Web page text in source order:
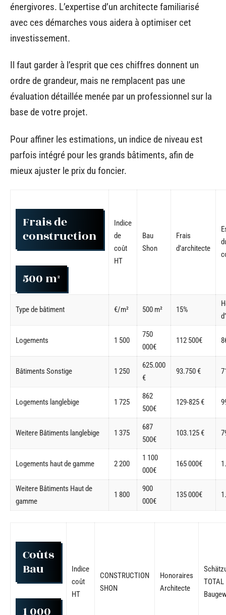
énergivores. L’expertise d’un architecte familiarisé
avec ces démarches vous aidera à optimiser cet
investissement.
Il faut garder à l’esprit que ces chiffres donnent un
ordre de grandeur, mais ne remplacent pas une
évaluation détaillée menée par un professionnel sur la
base de votre projet.
Pour affiner les estimations, un indice de niveau est
parfois intégré pour les grands bâtiments, afin de
mieux ajuster le prix du foncier.
Frais de
construction
500 m²
Indice
de
coût
HT
Bau
Shon
Frais
d’architecte
Type de bâtiment €/m² 500 m² 15%
Logements 1 500
750
000€
112 500€
Bâtiments Sonstige 1 250
625.000
€
93.750 €
Logements langlebige 1 725
862
500€
129-825 €
Weitere Bâtiments langlebige 1 375
687
500€
103.125 €
Logements haut de gamme 2 200
1 100
000€
165 000€
Weitere Bâtiments Haut de
gamme
1 800
900
000€
135 000€
Coûts
Bau
1 000
Indice
coût
HT
CONSTRUCTION
SHON
Honoraires
Architecte
TOTAL